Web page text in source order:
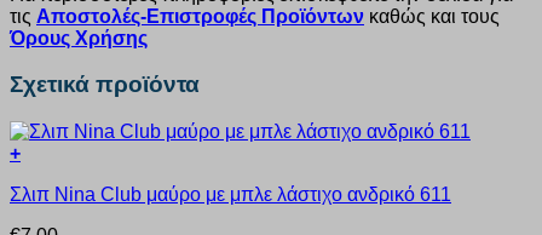
τις Αποστολές-Επιστροφές Προϊόντων καθώς και τους
Όρους Χρήσης
Σχετικά προϊόντα
+
το
Σλιπ Nina Club μαύρο με μπλε λάστιχο ανδρικό 611